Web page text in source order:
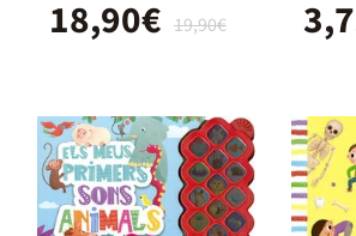
19,90€
18,90€